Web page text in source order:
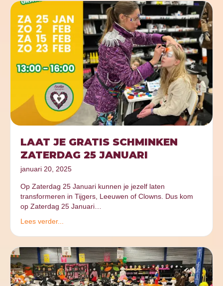
LAAT JE GRATIS SCHMINKEN
ZATERDAG 25 JANUARI
januari 20, 2025
Op Zaterdag 25 Januari kunnen je jezelf laten
transformeren in Tijgers, Leeuwen of Clowns. Dus kom
op Zaterdag 25 Januari…
Lees verder...